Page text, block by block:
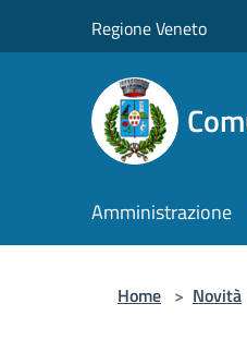
Regione Veneto
Amministrazione
Home > Novità